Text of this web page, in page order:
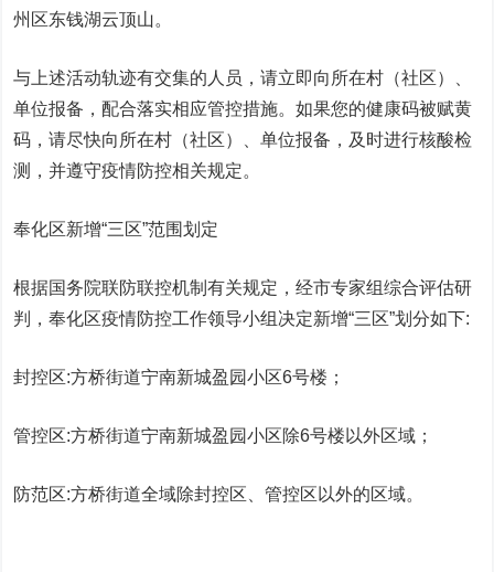
州区东钱湖云顶山。
与上述活动轨迹有交集的人员，请立即向所在村（社区）、
单位报备，配合落实相应管控措施。如果您的健康码被赋黄
码，请尽快向所在村（社区）、单位报备，及时进行核酸检
测，并遵守疫情防控相关规定。
奉化区新增“三区”范围划定
根据国务院联防联控机制有关规定，经市专家组综合评估研
判，奉化区疫情防控工作领导小组决定新增“三区”划分如下:
封控区:方桥街道宁南新城盈园小区6号楼；
管控区:方桥街道宁南新城盈园小区除6号楼以外区域；
防范区:方桥街道全域除封控区、管控区以外的区域。